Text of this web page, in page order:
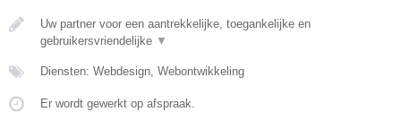
Uw partner voor een aantrekkelijke, toegankelijke en
gebruikersvriendelijke ▼
Diensten: Webdesign, Webontwikkeling
Er wordt gewerkt op afspraak.